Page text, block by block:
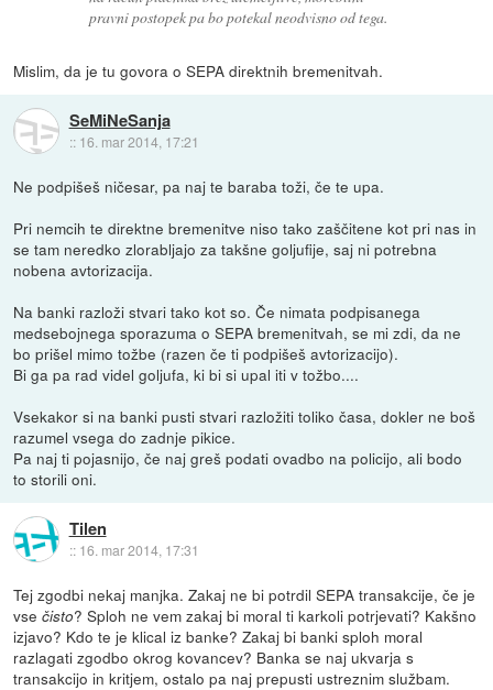
pravni postopek pa bo potekal neodvisno od tega.
Mislim, da je tu govora o SEPA direktnih bremenitvah.
SeMiNeSanja
:: 16. mar 2014, 17:21
Ne podpišeš ničesar, pa naj te baraba toži, če te upa.
Pri nemcih te direktne bremenitve niso tako zaščitene kot pri nas in
se tam neredko zlorabljajo za takšne goljufije, saj ni potrebna
nobena avtorizacija.
Na banki razloži stvari tako kot so. Če nimata podpisanega
medsebojnega sporazuma o SEPA bremenitvah, se mi zdi, da ne
bo prišel mimo tožbe (razen če ti podpišeš avtorizacijo).
Bi ga pa rad videl goljufa, ki bi si upal iti v tožbo....
Vsekakor si na banki pusti stvari razložiti toliko časa, dokler ne boš
razumel vsega do zadnje pikice.
Pa naj ti pojasnijo, če naj greš podati ovadbo na policijo, ali bodo
to storili oni.
Tilen
:: 16. mar 2014, 17:31
Tej zgodbi nekaj manjka. Zakaj ne bi potrdil SEPA transakcije, če je
vsečisto? Sploh ne vem zakaj bi moral ti karkoli potrjevati? Kakšno
izjavo? Kdo te je klical iz banke? Zakaj bi banki sploh moral
razlagati zgodbo okrog kovancev? Banka se naj ukvarja s
transakcijo in kritjem, ostalo pa naj prepusti ustreznim službam.